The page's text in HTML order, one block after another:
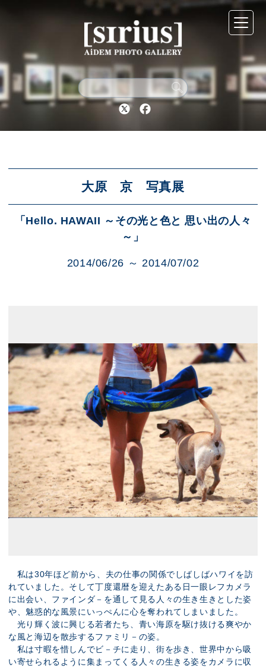
Twitter Facebook
大原 京 写真展
「Hello. HAWAII ～その光と色と 思い出の人々
～」
2014/06/26 ～ 2014/07/02
私は30年ほど前から、夫の仕事の関係でしばしばハワイを訪
れていました。そして丁度還暦を迎えたある日一眼レフカメラ
に出会い、ファインダ－を通して見る人々の生き生きとした姿
や、魅惑的な風景にいっぺんに心を奪われてしまいました。
光り輝く波に興じる若者たち、青い海原を駆け抜ける爽やか
な風と海辺を散歩するファミリ－の姿。
私は寸暇を惜しんでビ－チに走り、街を歩き、世界中から吸
い寄せられるように集まってくる人々の生きる姿をカメラに収
シリウスについて
展示スケジュール
ブログ
展示のお申し込み